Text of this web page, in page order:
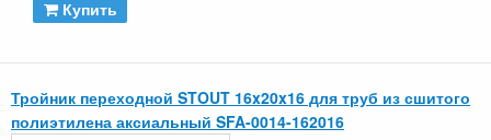
Купить
Тройник переходной STOUT 16x20x16 для труб из сшитого
полиэтилена аксиальный SFA-0014-162016